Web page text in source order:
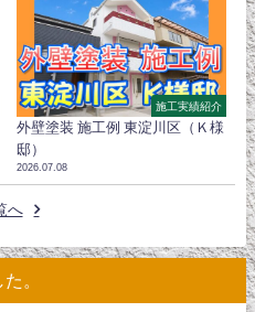
施工実績紹介
外壁塗装 施工例 東淀川区（Ｋ様
邸）
2026.07.08
へ
。